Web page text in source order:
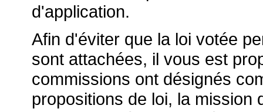
d'application.
Afin d'éviter que la loi votée
sont attachées, il vous est
commissions ont désignés
propositions de loi, la mission